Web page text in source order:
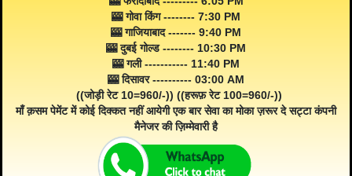
🎰 गोवा किंग -------- 7:30 PM
🎰 गाजियाबाद ------- 9:40 PM
🎰 दुबई गोल्ड -------- 10:30 PM
🎰 गली ----------- 11:40 PM
🎰 दिसावर ---------- 03:00 AM
((जोड़ी रेट 10=960/-)) ((हरूफ़ रेट 100=960/-))
माँ क़सम पेमेंट में कोई दिक्कत नहीं आयेगी एक बार सेवा का मोका ज़रूर दे सट्टा कंपनी
मैनेजर की ज़िम्मेवारी है